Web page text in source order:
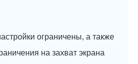
ограничены, а также
на захват экрана